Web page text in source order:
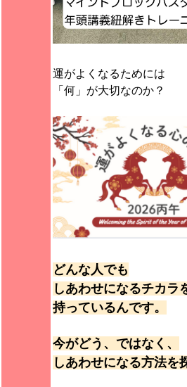
運がよくなるためには
「何」が大切なのか？
どんな人でも
しあわせになるチカラ
持っているんです。
今がどう、ではなく、
しあわせになる方法を